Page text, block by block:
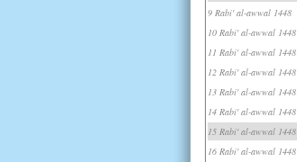
9 Rabi' al-awwal 1448
10 Rabi' al-awwal 1448
11 Rabi' al-awwal 1448
12 Rabi' al-awwal 1448
13 Rabi' al-awwal 1448
14 Rabi' al-awwal 1448
15 Rabi' al-awwal 1448
16 Rabi' al-awwal 1448